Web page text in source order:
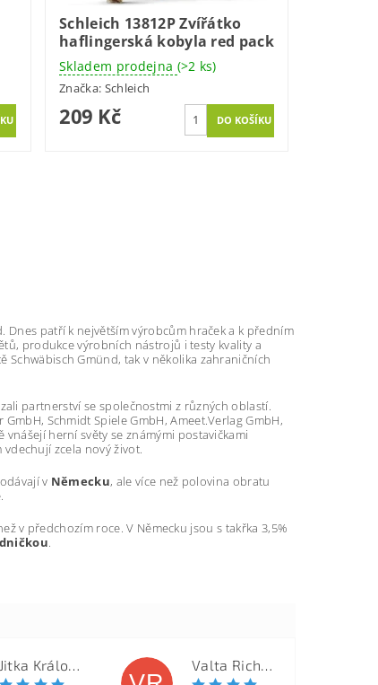
Schleich 13812P Zvířátko
haflingerská kobyla red pack
Skladem prodejna (>2 ks)
Značka: Schleich
209 Kč
Dnes patří k největším výrobcům hraček a k předním
produkce výrobních nástrojů i testy kvality a
Schwäbisch Gmünd, tak v několika zahraničních
partnerství se společnostmi z různých oblastí.
Schmidt Spiele GmbH, Ameet.Verlag GmbH,
vnášejí herní světy se známými postavičkami
zcela nový život.
v Německu, ale více než polovina obratu
v předchozím roce. V Německu jsou s takřka 3,5%